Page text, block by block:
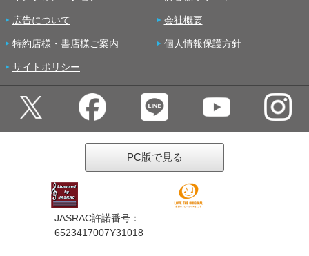
広告について 会社概要
特約店様・書店様ご案内 個人情報保護方針
サイトポリシー
PC版で見る
JASRAC許諾番号：
6523417007Y31018